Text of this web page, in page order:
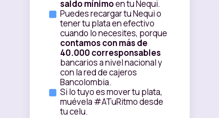
saldo mínimoen tu Nequi.
Puedes recargar tu Nequi o
tener tu plata en efectivo
cuando lo necesites, porque
contamos con más de
40.000 corresponsables
bancarios a nivel nacional y
con la red de cajeros
Bancolombia.
Si lo tuyo es mover tu plata,
muévela #ATuRitmo desde
tu celu.